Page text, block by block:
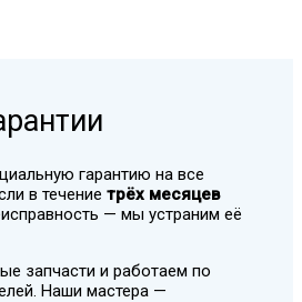
гарантию на все
в течение трёх месяцев
— мы устраним её
запчасти и работаем по
Наши мастера —